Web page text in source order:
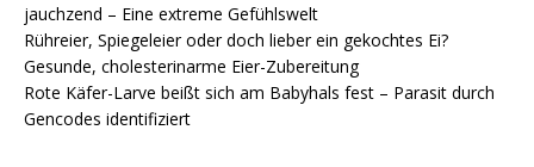
jauchzend – Eine extreme Gefühlswelt
Rühreier, Spiegeleier oder doch lieber ein gekochtes Ei?
Gesunde, cholesterinarme Eier-Zubereitung
Rote Käfer-Larve beißt sich am Babyhals fest – Parasit durch
Gencodes identifiziert